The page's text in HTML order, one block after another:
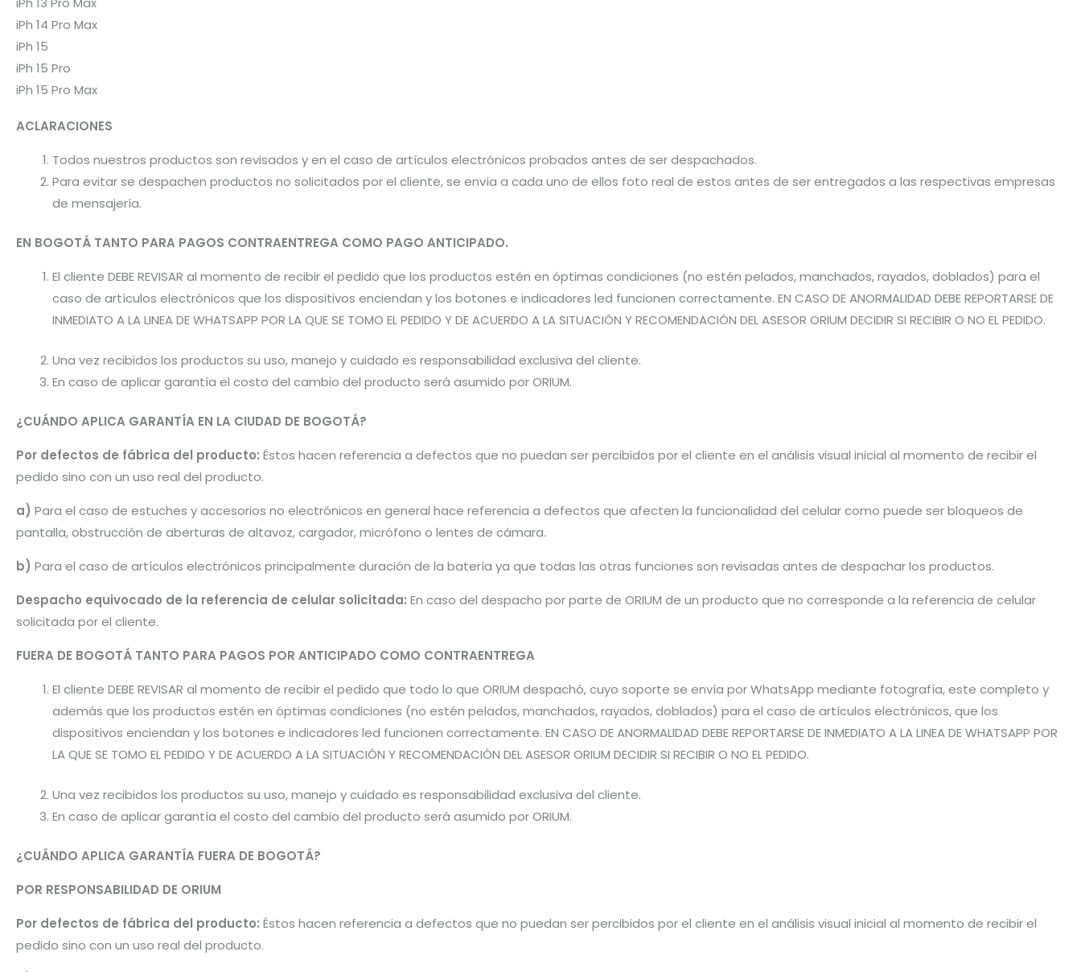
iPh 14 Pro Max
iPh 15
iPh 15 Pro
iPh 15 Pro Max
ACLARACIONES
Todos nuestros productos son revisados y en el caso de artículos electrónicos probados antes de ser despachados.
Para evitar se despachen productos no solicitados por el cliente, se envía a cada uno de ellos foto real de estos antes de ser entregados a las respectivas empresas
de mensajería.
EN BOGOTÁ TANTO PARA PAGOS CONTRAENTREGA COMO PAGO ANTICIPADO.
El cliente DEBE REVISAR al momento de recibir el pedido que los productos estén en óptimas condiciones (no estén pelados, manchados, rayados, doblados) para el
caso de artículos electrónicos que los dispositivos enciendan y los botones e indicadores led funcionen correctamente. EN CASO DE ANORMALIDAD DEBE REPORTARSE DE
INMEDIATO A LA LINEA DE WHATSAPP POR LA QUE SE TOMO EL PEDIDO Y DE ACUERDO A LA SITUACIÓN Y RECOMENDACIÓN DEL ASESOR ORIUM DECIDIR SI RECIBIR O NO EL PEDIDO.
Una vez recibidos los productos su uso, manejo y cuidado es responsabilidad exclusiva del cliente.
En caso de aplicar garantía el costo del cambio del producto será asumido por ORIUM.
¿CUÁNDO APLICA GARANTÍA EN LA CIUDAD DE BOGOTÁ?
Por defectos de fábrica del producto: Éstos hacen referencia a defectos que no puedan ser percibidos por el cliente en el análisis visual inicial al momento de recibir el
pedido sino con un uso real del producto.
a) Para el caso de estuches y accesorios no electrónicos en general hace referencia a defectos que afecten la funcionalidad del celular como puede ser bloqueos de
pantalla, obstrucción de aberturas de altavoz, cargador, micrófono o lentes de cámara.
b) Para el caso de artículos electrónicos principalmente duración de la batería ya que todas las otras funciones son revisadas antes de despachar los productos.
Despacho equivocado de la referencia de celular solicitada: En caso del despacho por parte de ORIUM de un producto que no corresponde a la referencia de celular
solicitada por el cliente.
FUERA DE BOGOTÁ TANTO PARA PAGOS POR ANTICIPADO COMO CONTRAENTREGA
El cliente DEBE REVISAR al momento de recibir el pedido que todo lo que ORIUM despachó, cuyo soporte se envía por WhatsApp mediante fotografía, este completo y
además que los productos estén en óptimas condiciones (no estén pelados, manchados, rayados, doblados) para el caso de artículos electrónicos, que los
dispositivos enciendan y los botones e indicadores led funcionen correctamente. EN CASO DE ANORMALIDAD DEBE REPORTARSE DE INMEDIATO A LA LINEA DE WHATSAPP POR
LA QUE SE TOMO EL PEDIDO Y DE ACUERDO A LA SITUACIÓN Y RECOMENDACIÓN DEL ASESOR ORIUM DECIDIR SI RECIBIR O NO EL PEDIDO.
Una vez recibidos los productos su uso, manejo y cuidado es responsabilidad exclusiva del cliente.
En caso de aplicar garantía el costo del cambio del producto será asumido por ORIUM.
¿CUÁNDO APLICA GARANTÍA FUERA DE BOGOTÁ?
POR RESPONSABILIDAD DE ORIUM
Por defectos de fábrica del producto: Éstos hacen referencia a defectos que no puedan ser percibidos por el cliente en el análisis visual inicial al momento de recibir el
pedido sino con un uso real del producto.